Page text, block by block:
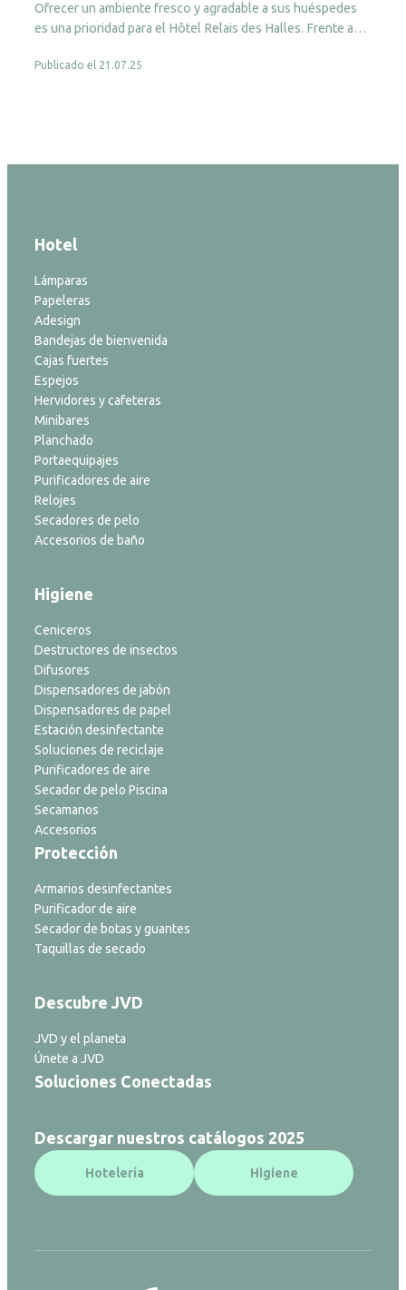
Ofrecer un ambiente fresco y agradable a sus huéspedes
es una prioridad para el Hôtel Relais des Halles. Frente a…
Publicado el 21.07.25
Hotel
Lámparas
Papeleras
Adesign
Bandejas de bienvenida
Cajas fuertes
Espejos
Hervidores y cafeteras
Minibares
Planchado
Portaequipajes
Purificadores de aire
Relojes
Secadores de pelo
Accesorios de baño
Higiene
Ceniceros
Destructores de insectos
Difusores
Dispensadores de jabón
Dispensadores de papel
Estación desinfectante
Soluciones de reciclaje
Purificadores de aire
Secador de pelo Piscina
Secamanos
Accesorios
Protección
Armarios desinfectantes
Purificador de aire
Secador de botas y guantes
Taquillas de secado
Descubre JVD
JVD y el planeta
Únete a JVD
Soluciones Conectadas
Descargar nuestros catálogos 2025
Hotelería Higiene